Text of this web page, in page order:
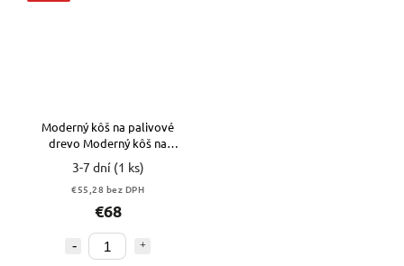
Moderný kôš na palivové
drevo Moderný kôš na
palivové drevo ku krbu
3-7 dní (1 ks)
€55,28 bez DPH
€68